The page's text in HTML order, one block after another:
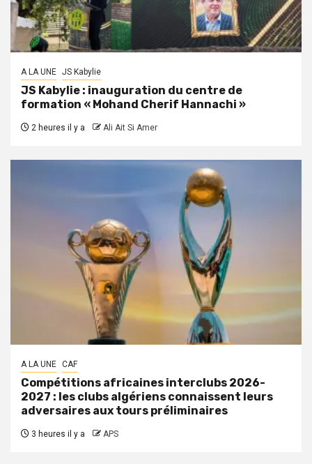
A LA UNE JS Kabylie
JS Kabylie : inauguration du centre de
formation « Mohand Cherif Hannachi »
2 heures il y a Ali Ait Si Amer
A LA UNE CAF
Compétitions africaines interclubs 2026-
2027 : les clubs algériens connaissent leurs
adversaires aux tours préliminaires
3 heures il y a APS